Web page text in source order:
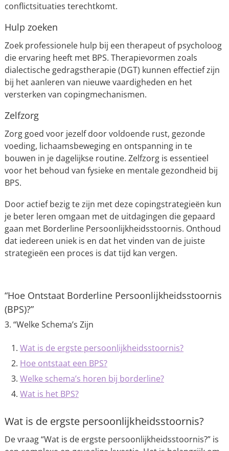
conflictsituaties terechtkomt.
Hulp zoeken
Zoek professionele hulp bij een therapeut of psycholoog
die ervaring heeft met BPS. Therapievormen zoals
dialectische gedragstherapie (DGT) kunnen effectief zijn
bij het aanleren van nieuwe vaardigheden en het
versterken van copingmechanismen.
Zelfzorg
Zorg goed voor jezelf door voldoende rust, gezonde
voeding, lichaamsbeweging en ontspanning in te
bouwen in je dagelijkse routine. Zelfzorg is essentieel
voor het behoud van fysieke en mentale gezondheid bij
BPS.
Door actief bezig te zijn met deze copingstrategieën kun
je beter leren omgaan met de uitdagingen die gepaard
gaan met Borderline Persoonlijkheidsstoornis. Onthoud
dat iedereen uniek is en dat het vinden van de juiste
strategieën een proces is dat tijd kan vergen.
“Hoe Ontstaat Borderline Persoonlijkheidsstoornis
(BPS)?”
3. “Welke Schema’s Zijn
Wat is de ergste persoonlijkheidsstoornis?
Hoe ontstaat een BPS?
Welke schema’s horen bij borderline?
Wat is het BPS?
Wat is de ergste persoonlijkheidsstoornis?
De vraag “Wat is de ergste persoonlijkheidsstoornis?” is